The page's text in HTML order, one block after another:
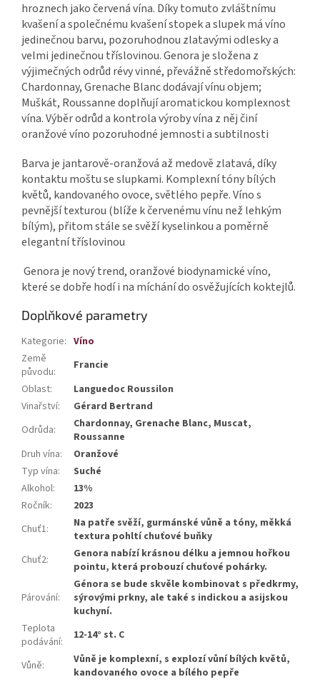
hroznech jako červená vína. Díky tomuto zvláštnímu
kvašení a společnému kvašení stopek a slupek má víno
jedinečnou barvu, pozoruhodnou zlatavými odlesky a
velmi jedinečnou tříslovinou. Genora je složena z
výjimečných odrůd révy vinné, převážně středomořských:
Chardonnay, Grenache Blanc dodávají vínu objem;
Muškát, Roussanne doplňují aromatickou komplexnost
vína. Výběr odrůd a kontrola výroby vína z něj činí
oranžové víno pozoruhodné jemnosti a subtilnosti
Barva je jantarově-oranžová až medově zlatavá, díky
kontaktu moštu se slupkami. Komplexní tóny bílých
květů, kandovaného ovoce, světlého pepře. Víno s
pevnější texturou (blíže k červenému vínu než lehkým
bílým), přitom stále se svěží kyselinkou a poměrně
elegantní tříslovinou
Genora je nový trend, oranžové biodynamické víno,
které se dobře hodí i na míchání do osvěžujících koktejlů.
Doplňkové parametry
Kategorie: Víno
Země
původu:
Francie
Oblast:
Languedoc Roussilon
Vinařství:
Gérard Bertrand
Odrůda:
Chardonnay, Grenache Blanc, Muscat,
Roussanne
Druh vína:
Oranžové
Typ vína:
Suché
Alkohol:
13%
Ročník:
2023
Chuť1:
Na patře svěží, gurmánské vůně a tóny, měkká
textura pohltí chuťové buňky
Chuť2:
Genora nabízí krásnou délku a jemnou hořkou
pointu, která probouzí chuťové pohárky.
Párování:
Génora se bude skvěle kombinovat s předkrmy,
sýrovými prkny, ale také s indickou a asijskou
kuchyní.
Teplota
podávání: 12-14° st. C
Vůně:
Vůně je komplexní, s explozí vůní bílých květů,
kandovaného ovoce a bílého pepře